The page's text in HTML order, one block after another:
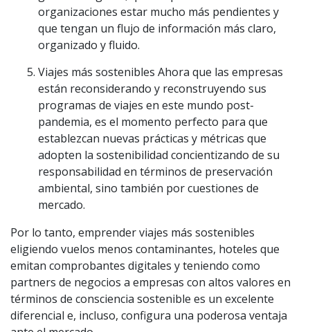
organizaciones estar mucho más pendientes y
que tengan un flujo de información más claro,
organizado y fluido.
Viajes más sostenibles Ahora que las empresas
están reconsiderando y reconstruyendo sus
programas de viajes en este mundo post-
pandemia, es el momento perfecto para que
establezcan nuevas prácticas y métricas que
adopten la sostenibilidad concientizando de su
responsabilidad en términos de preservación
ambiental, sino también por cuestiones de
mercado.
Por lo tanto, emprender viajes más sostenibles
eligiendo vuelos menos contaminantes, hoteles que
emitan comprobantes digitales y teniendo como
partners de negocios a empresas con altos valores en
términos de consciencia sostenible es un excelente
diferencial e, incluso, configura una poderosa ventaja